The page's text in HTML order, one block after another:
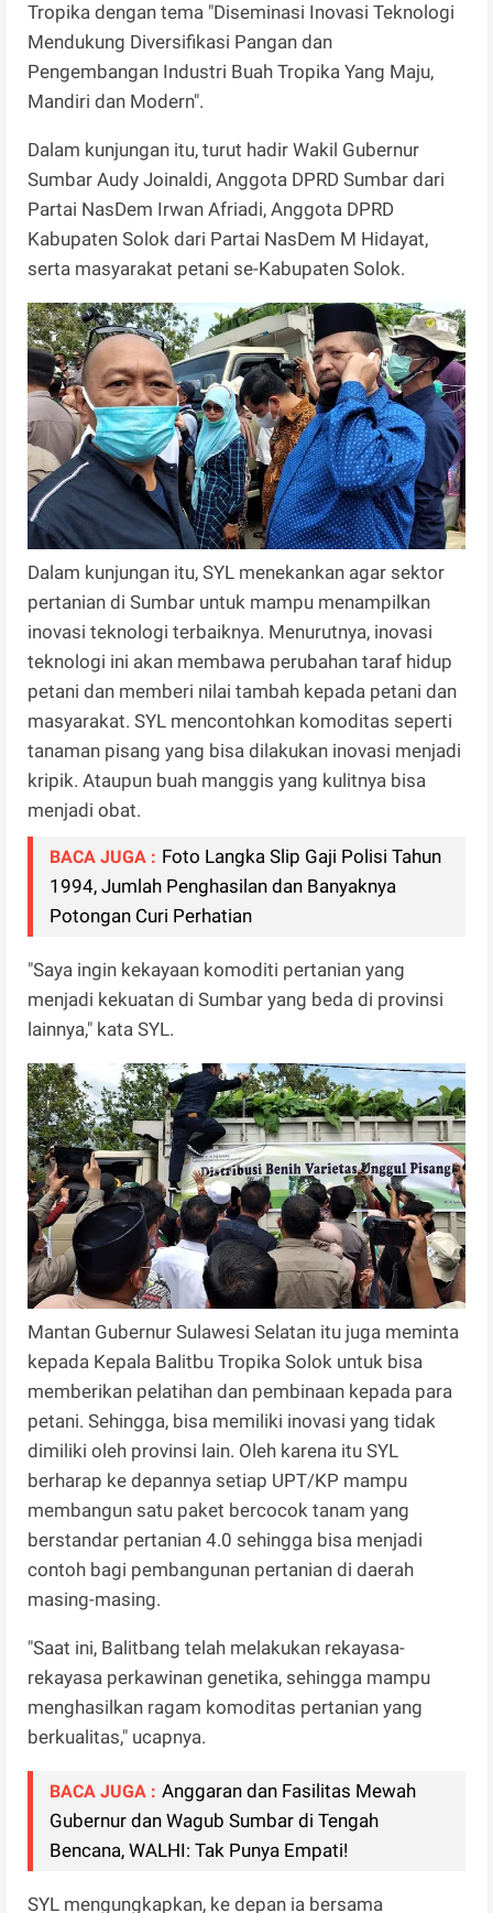
Tropika dengan tema "Diseminasi Inovasi Teknologi
Mendukung Diversifikasi Pangan dan
Pengembangan Industri Buah Tropika Yang Maju,
Mandiri dan Modern".
Dalam kunjungan itu, turut hadir Wakil Gubernur
Sumbar Audy Joinaldi, Anggota DPRD Sumbar dari
Partai NasDem Irwan Afriadi, Anggota DPRD
Kabupaten Solok dari Partai NasDem M Hidayat,
serta masyarakat petani se-Kabupaten Solok.
Dalam kunjungan itu, SYL menekankan agar sektor
pertanian di Sumbar untuk mampu menampilkan
inovasi teknologi terbaiknya. Menurutnya, inovasi
teknologi ini akan membawa perubahan taraf hidup
petani dan memberi nilai tambah kepada petani dan
masyarakat. SYL mencontohkan komoditas seperti
tanaman pisang yang bisa dilakukan inovasi menjadi
kripik. Ataupun buah manggis yang kulitnya bisa
menjadi obat.
BACA JUGA : Foto Langka Slip Gaji Polisi Tahun
1994, Jumlah Penghasilan dan Banyaknya
Potongan Curi Perhatian
"Saya ingin kekayaan komoditi pertanian yang
menjadi kekuatan di Sumbar yang beda di provinsi
lainnya," kata SYL.
Mantan Gubernur Sulawesi Selatan itu juga meminta
kepada Kepala Balitbu Tropika Solok untuk bisa
memberikan pelatihan dan pembinaan kepada para
petani. Sehingga, bisa memiliki inovasi yang tidak
dimiliki oleh provinsi lain. Oleh karena itu SYL
berharap ke depannya setiap UPT/KP mampu
membangun satu paket bercocok tanam yang
berstandar pertanian 4.0 sehingga bisa menjadi
contoh bagi pembangunan pertanian di daerah
masing-masing.
"Saat ini, Balitbang telah melakukan rekayasa-
rekayasa perkawinan genetika, sehingga mampu
menghasilkan ragam komoditas pertanian yang
berkualitas," ucapnya.
BACA JUGA : Anggaran dan Fasilitas Mewah
Gubernur dan Wagub Sumbar di Tengah
Bencana, WALHI: Tak Punya Empati!
SYL mengungkapkan, ke depan ia bersama